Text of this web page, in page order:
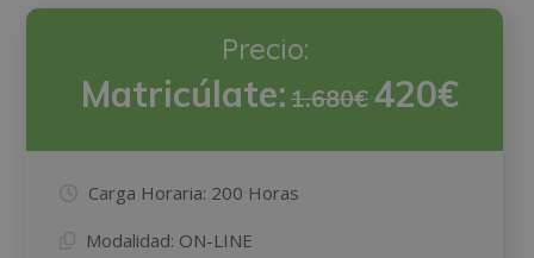
Precio:
Matricúlate:1.680€ 420€
Carga Horaria: 200 Horas
Modalidad: ON-LINE